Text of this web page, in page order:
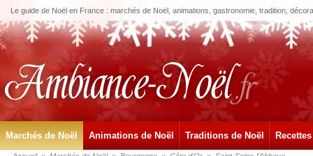
Le guide de Noël en France : marchés de Noël, animations, gastronomie, tradition,
Marchés de Noël Animations de Noël Traditions de Noël